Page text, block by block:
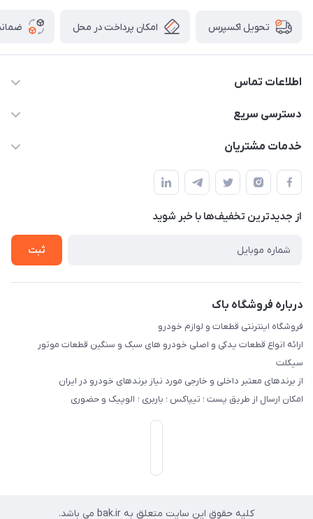
تحویل اکسپرس امکان پرداخت در محل
اطلاعات تماس
09021000855
دسترسی سریع
حساب کاربری
لیست محصولات
درباره ما
خدمات مشتریان
قوانین و مقررات
حریم خصوصی
راهنما
از جدید‌ترین تخفیف‌ها با‌ خبر شوید
ثبت
درباره فروشگاه باک
فروشگاه اینترنتی قطعات و لوازم خودرو
ارائه انواع قطعات یدکی و اصلی خودرو های سبک و سنگین قطعات موتور
سیکلت
از برندهای معتبر داخلی و خارجی مورد نیاز برندهای خودرو در ایران
امکان ارسال از طریق پست ؛ تیپاکس ؛ باربری ؛ الوپیک و حضوری
کلیه حقوق این سایت متعلق به bak.ir می باشد.